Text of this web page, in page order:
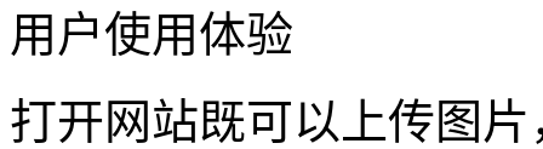
用户使用体验
打开网站既可以上传图